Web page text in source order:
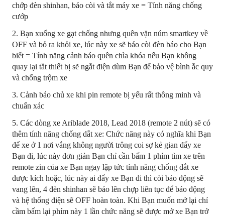
chớp đèn shinhan, báo còi và tắt máy xe = Tính năng chống
cướp
2. Bạn xuống xe gạt chống nhưng quên vặn núm smartkey về
OFF và bỏ ra khỏi xe, lúc này xe sẽ báo còi đèn báo cho Bạn
biết = Tính năng cảnh báo quên chìa khóa nếu Bạn không
quay lại tắt thiết bị sẽ ngắt điện dùm Bạn để bảo vệ bình ắc quy
và chống trộm xe
3. Cảnh báo chủ xe khi pin remote bị yếu rất thông minh và
chuẩn xác
5. Các dòng xe Ariblade 2018, Lead 2018 (remote 2 nút) sẽ có
thêm tính năng chống dắt xe: Chức năng này có nghĩa khi Bạn
để xe ở 1 nơi vắng không người trông coi sợ kẻ gian đẩy xe
Bạn đi, lúc này đơn giản Bạn chỉ cần bấm 1 phím tìm xe trên
remote zin của xe Bạn ngay lập tức tính năng chống dắt xe
được kích hoặc, lúc này ai đẩy xe Bạn đi thì còi báo động sẽ
vang lên, 4 đèn shinhan sẽ báo lên chợp liên tục để báo động
và hệ thống điện sẽ OFF hoàn toàn. Khi Bạn muốn mở lại chỉ
cầm bấm lại phím này 1 lần chức năng sẽ được mở xe Bạn trở